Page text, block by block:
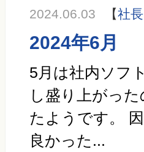
2024.06.03 【社
2024年6月
5月は社内ソフ
し盛り上がっ
たようです。
良かった...